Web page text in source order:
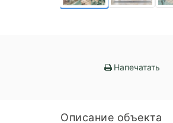
Напечатать
Описание объекта